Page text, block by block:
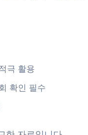
극 활용
확인 필수